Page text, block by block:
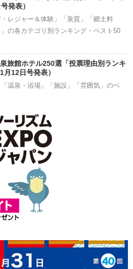
発表）
・レジャー＆体験」「泉質」「郷土料
の各カテゴリ別ランキング・ベスト50
旅館ホテル250選「投票理由別ランキ
12日号発表）
「温泉・浴場」「施設」「雰囲気」のベ